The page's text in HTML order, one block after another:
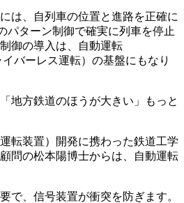
は、自列車の位置と進路を正確に
パターン制御で確実に列車を停止
御の導入は、自動運転
バーレス運転）の基盤にもなり
地方鉄道のほうが大きい」もっと
転装置）開発に携わった鉄道工学
問の松本陽博士からは、自動運転
で、信号装置が衝突を防ぎます。